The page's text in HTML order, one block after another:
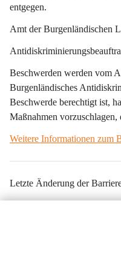
entgegen.
Amt der Burgenländischen
Beschwerden werden vom
Burgenländisches
Beschwerde berechtigt ist,
Maßnahmen
Weitere Informationen zum
Letzte Änderung der